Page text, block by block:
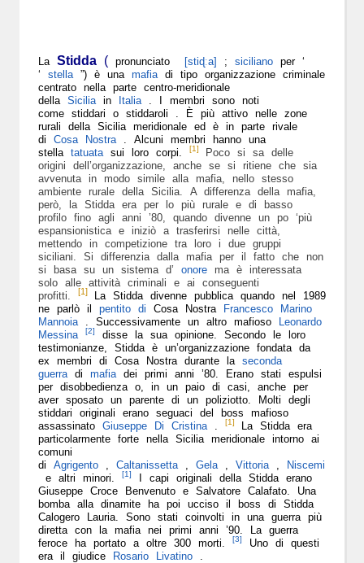
La Stidda( pronunciato [stiɖːa] ; sicilianoper ‘
‘ stella”) è una mafiadi tipo organizzazione criminale
centrato nella parte centro-meridionale
della Siciliain Italia. I membri sono noti
come stiddari o stiddaroli . È più attivo nelle zone
rurali della Sicilia meridionale ed è in parte rivale
di Cosa Nostra. Alcuni membri hanno una
stella tatuatasui loro corpi. [1]
Poco si sa delle
origini dell’organizzazione, anche se si ritiene che sia
avvenuta in modo simile alla mafia, nello stesso
ambiente rurale della Sicilia. A differenza della mafia,
però, la Stidda era per lo più rurale e di basso
profilo fino agli anni ’80, quando divenne un po ‘più
espansionistica e iniziò a trasferirsi nelle città,
mettendo in competizione tra loro i due gruppi
siciliani. Si differenzia dalla mafia per il fatto che non
si basa su un sistema d’ onorema è interessata
solo alle attività criminali e ai conseguenti
profitti.
[1]
La Stidda divenne pubblica quando nel 1989
ne parlò il pentito di Cosa Nostra Francesco Marino
Mannoia. Successivamente un altro mafioso Leonardo
Messina
[2]
disse la sua opinione. Secondo le loro
testimonianze, Stidda è un’organizzazione fondata da
ex membri di Cosa Nostra durante la seconda
guerradi mafiadei primi anni ’80. Erano stati espulsi
per disobbedienza o, in un paio di casi, anche per
aver sposato un parente di un poliziotto. Molti degli
stiddari originali erano seguaci del boss mafioso
assassinato Giuseppe Di Cristina. [1]
La Stidda era
particolarmente forte nella Sicilia meridionale intorno ai
comuni
di Agrigento, Caltanissetta, Gela, Vittoria, Niscemi
e altri minori.
[1]
I capi originali della Stidda erano
Giuseppe Croce Benvenuto e Salvatore Calafato. Una
bomba alla dinamite ha poi ucciso il boss di Stidda
Calogero Lauria. Sono stati coinvolti in una guerra più
diretta con la mafia nei primi anni ’90. La guerra
feroce ha portato a oltre 300 morti.
[3]
Uno di questi
era il giudice Rosario Livatino.